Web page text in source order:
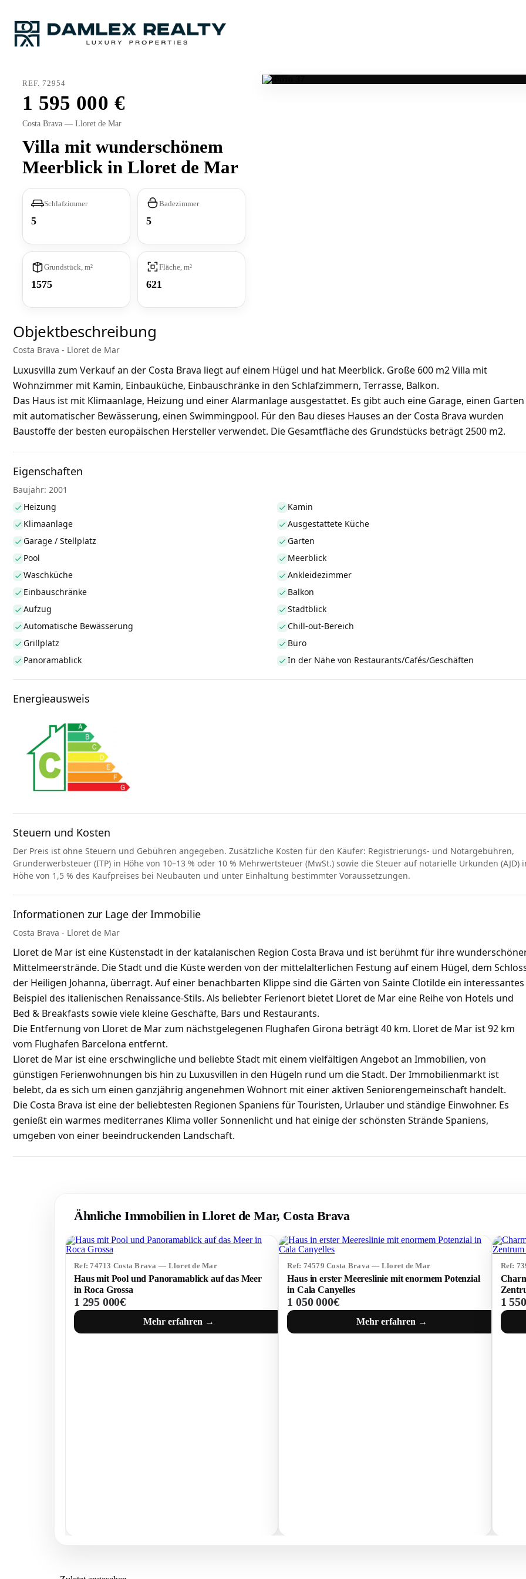
REF. 72954
1 595 000
Costa Brava — Lloret de Mar
Villa mit wunderschönem
Meerblick in Lloret de Mar
Schlafzimmer
5
Badezimmer
5
Grundstück, m²
1575
Fläche, m²
621
Objektbeschreibung
Costa Brava - Lloret de Mar
Luxusvilla zum Verkauf an der Costa Brava liegt auf einem Hügel und hat Meerblick. Große 600 m2 Villa mit
Wohnzimmer mit Kamin, Einbauküche, Einbauschränke in den Schlafzimmern, Terrasse, Balkon.
Das Haus ist mit Klimaanlage, Heizung und einer Alarmanlage ausgestattet. Es gibt auch eine Garage, einen Garten
mit automatischer Bewässerung, einen Swimmingpool. Für den Bau dieses Hauses an der Costa Brava wurden
Baustoffe der besten europäischen Hersteller verwendet. Die Gesamtfläche des Grundstücks beträgt 2500 m2.
Eigenschaften
Baujahr: 2001
Heizung
Kamin
Klimaanlage
Ausgestattete Küche
Garage / Stellplatz
Garten
Pool
Meerblick
Waschküche
Ankleidezimmer
Einbauschränke
Balkon
Aufzug
Stadtblick
Automatische Bewässerung
Chill-out-Bereich
Grillplatz
Büro
Panoramablick
In der Nähe von Restaurants/Cafés/Geschäften
Energieausweis
Steuern und Kosten
Der Preis ist ohne Steuern und Gebühren angegeben. Zusätzliche Kosten für den Käufer: Registrierungs- und Notargebühren,
Grunderwerbsteuer (ITP) in Höhe von 10–13 % oder 10 % Mehrwertsteuer (MwSt.) sowie die Steuer auf notarielle Urkunden (AJD)
Höhe von 1,5 % des Kaufpreises bei Neubauten und unter Einhaltung bestimmter Voraussetzungen.
Informationen zur Lage der Immobilie
Costa Brava - Lloret de Mar
Lloret de Mar ist eine Küstenstadt in der katalanischen Region Costa Brava und ist berühmt für ihre
Mittelmeerstrände. Die Stadt und die Küste werden von der mittelalterlichen Festung auf einem Hügel, dem
der Heiligen Johanna, überragt. Auf einer benachbarten Klippe sind die Gärten von Sainte Clotilde ein interessantes
Beispiel des italienischen Renaissance-Stils. Als beliebter Ferienort bietet Lloret de Mar eine Reihe von Hotels und
Bed & Breakfasts sowie viele kleine Geschäfte, Bars und Restaurants.
Die Entfernung von Lloret de Mar zum nächstgelegenen Flughafen Girona beträgt 40 km. Lloret de Mar ist 92 km
vom Flughafen Barcelona entfernt.
Lloret de Mar ist eine erschwingliche und beliebte Stadt mit einem vielfältigen Angebot an Immobilien, von
günstigen Ferienwohnungen bis hin zu Luxusvillen in den Hügeln rund um die Stadt. Der Immobilienmarkt ist
belebt, da es sich um einen ganzjährig angenehmen Wohnort mit einer aktiven Seniorengemeinschaft handelt.
Die Costa Brava ist eine der beliebtesten Regionen Spaniens für Touristen, Urlauber und ständige Einwohner. Es
genießt ein warmes mediterranes Klima voller Sonnenlicht und hat einige der schönsten Strände Spaniens,
umgeben von einer beeindruckenden Landschaft.
Ähnliche Immobilien in Lloret de Mar, Costa Brava
Ref: 74713 Costa Brava — Lloret de Mar
Haus mit Pool und Panoramablick auf das Meer
in Roca Grossa
1 295 000€
Mehr erfahren →
Ref: 74579 Costa Brava — Lloret de Mar
Haus in erster Meereslinie mit enormem Potenzial
in Cala Canyelles
1 050 000€
Mehr erfahren →
Ref:
1